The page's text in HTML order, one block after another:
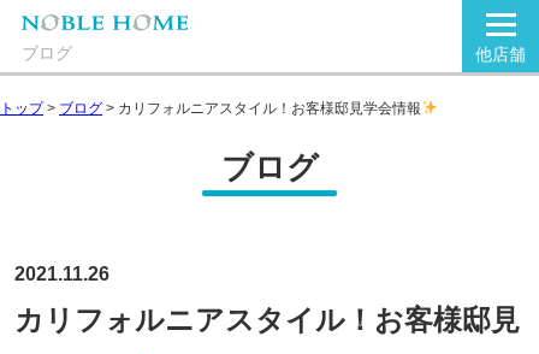
ブログ 他店舗
トップ> ブログ > カリフォルニアスタイル！お客様邸見学会情報
ブログ
2021.11.26
カリフォルニアスタイル！お客様邸見